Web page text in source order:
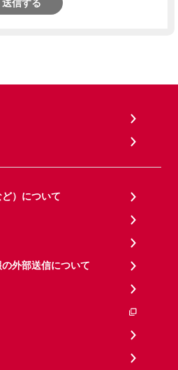
送信する
）について
外部送信について